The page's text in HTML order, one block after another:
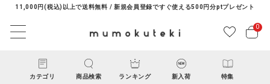
11,000円(税込)以上で送料無料 / 新規会員登録ですぐ使える500円分ptプレゼント
0
カテゴリ 商品検索 ランキング 新入荷 特集